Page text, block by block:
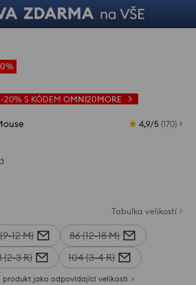
-20% S KÓDEM OMNI20MORE
4,9/5 (170)
Tabulka velikostí
12 M)
86 (12-18 M)
(2-3 R) 104 (3-4 R)
produkt jako odpovídající velikosti